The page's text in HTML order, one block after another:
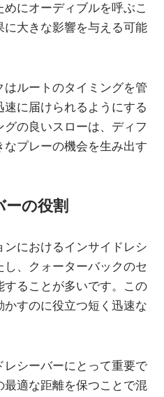
にオーディブルを呼ぶこ
に大きな影響を与える可能
ルートのタイミングを管
に届けられるようにする
の良いスローは、ディフ
プレーの機会を生み出す
の役割
ンにおけるインサイドレシ
、クォーターバックのセ
ることが多いです。この
すのに役立つ短く迅速な
シーバーにとって重要で
適な距離を保つことで混